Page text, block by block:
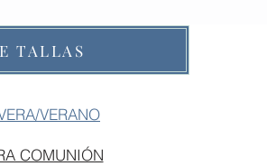
TALLAS
VERANO
COMUNIÓN